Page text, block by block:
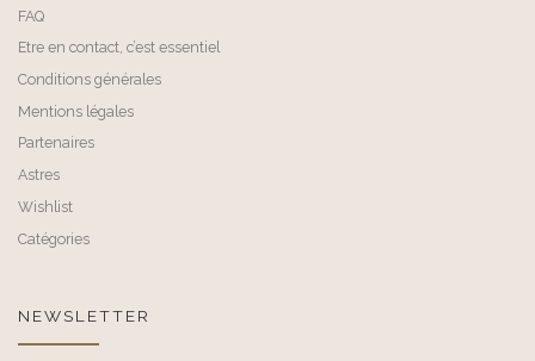
FAQ
Etre en contact, c’est essentiel
Conditions générales
Mentions légales
Partenaires
Astres
Wishlist
Catégories
NEWSLETTER